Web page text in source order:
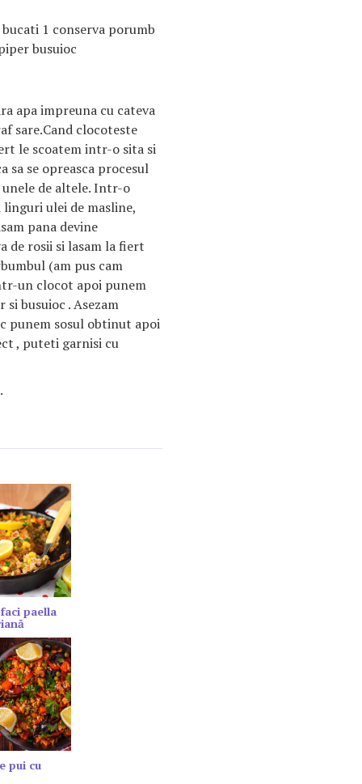
1 conserva porumb
busuioc
apa impreuna cu cateva
sare.Cand clocoteste
le scoatem intr-o sita si
sa se opreasca procesul
unele de altele. Intr-o
ulei de masline,
pana devine
de rosii si lasam la fiert
(am pus cam
un clocot apoi punem
busuioc . Asezam
punem sosul obtinut apoi
, puteti garnisi cu
.
paella
pui cu